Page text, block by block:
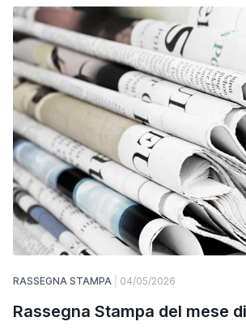
RASSEGNA STAMPA 04/05/2026
Rassegna Stampa del mese